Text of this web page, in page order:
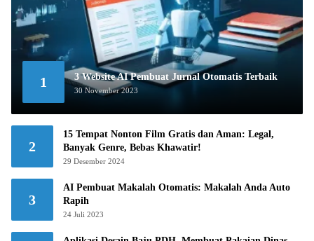
1 3 Website AI Pembuat Jurnal Otomatis Terbaik
30 November 2023
2
15 Tempat Nonton Film Gratis dan Aman: Legal,
Banyak Genre, Bebas Khawatir!
29 Desember 2024
3
AI Pembuat Makalah Otomatis: Makalah Anda Auto
Rapih
24 Juli 2023